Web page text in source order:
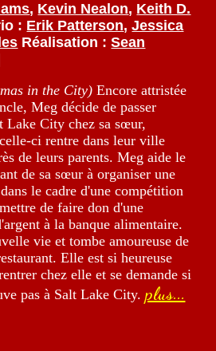
, Kevin Nealon, Keith D.
: Erik Patterson,Jessica
Réalisation :Sean
in the City) Encore attristée
Meg décide de passer
Lake City chez sa sœur,
ci rentre dans leur ville
de leurs parents. Meg aide le
de sa sœur à organiser une
le cadre d'une compétition
de faire don d'une
à la banque alimentaire.
vie et tombe amoureuse de
Elle est si heureuse
chez elle et se demande si
pas à Salt Lake City.plus...